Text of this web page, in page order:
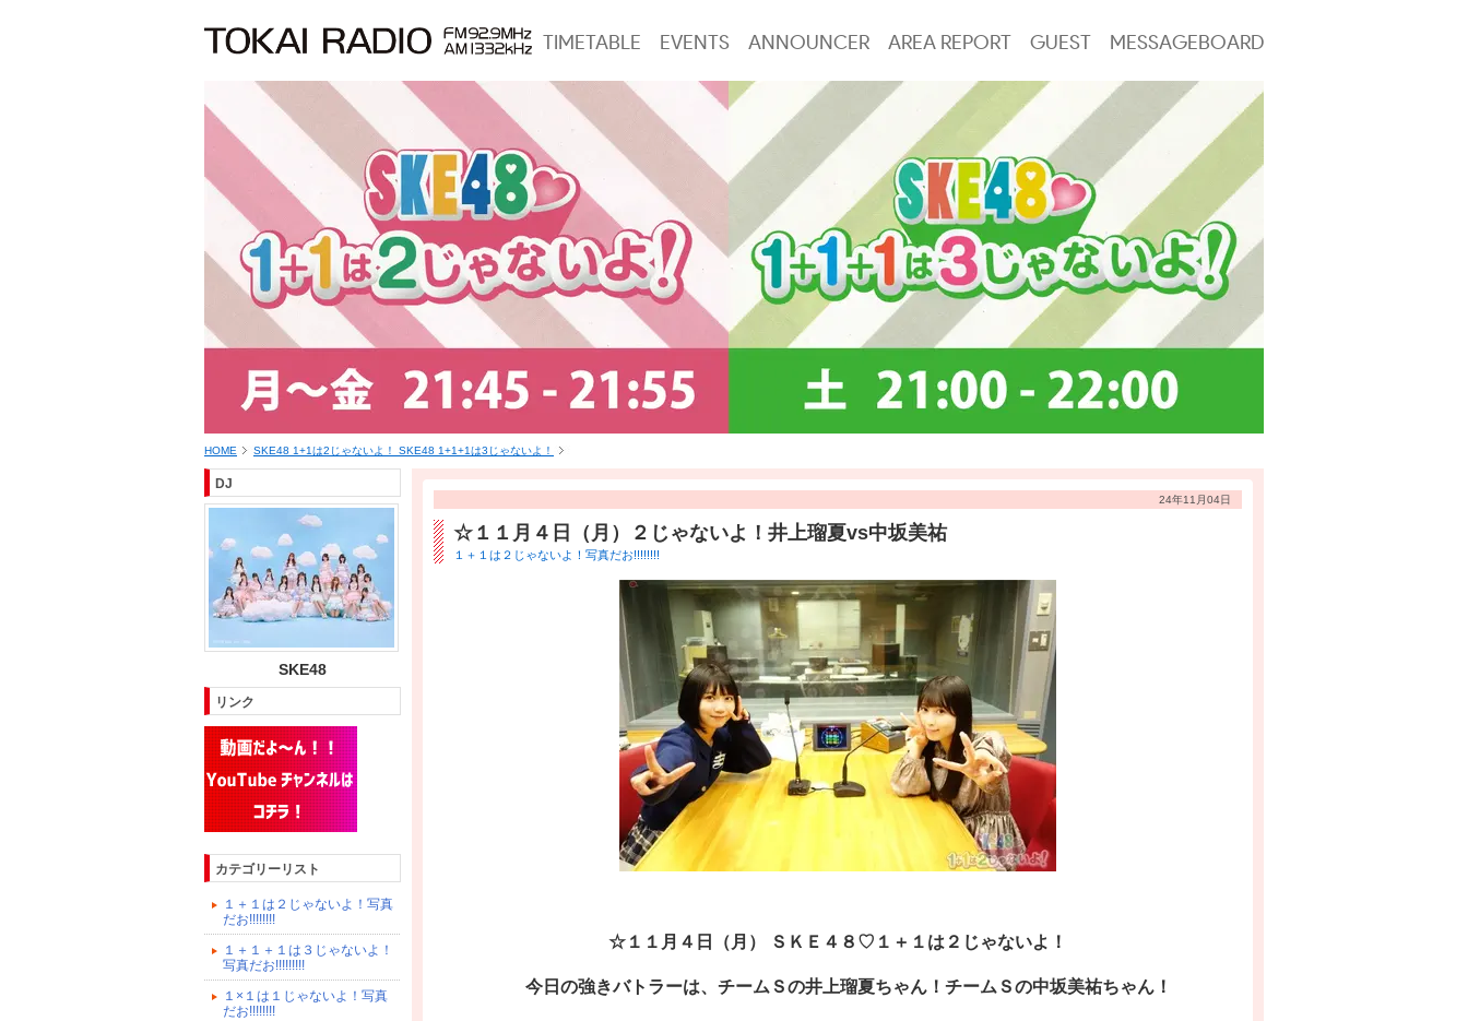
TIMETABLE EVENTS ANNOUNCER AREA REPORT GUEST MESSAGEBOARD
HOME SKE48 1+1は2じゃないよ！ SKE48 1+1+1は3じゃないよ！
DJ
SKE48
リンク
カテゴリーリスト
１＋１は２じゃないよ！写真
だお!!!!!!!!
１＋１＋１は３じゃないよ！
写真だお!!!!!!!!!
１×１は１じゃないよ！写真
だお!!!!!!!!
24年11月04日
☆１１月４日（月）２じゃないよ！井上瑠夏vs中坂美祐
１＋１は２じゃないよ！写真だお!!!!!!!!
☆１１ 月４日（月） ＳＫＥ４８♡１＋１は２じゃないよ！
今日 の強きバトラーは、チームＳの井上瑠夏ちゃん！チームＳの中坂美祐ちゃん！